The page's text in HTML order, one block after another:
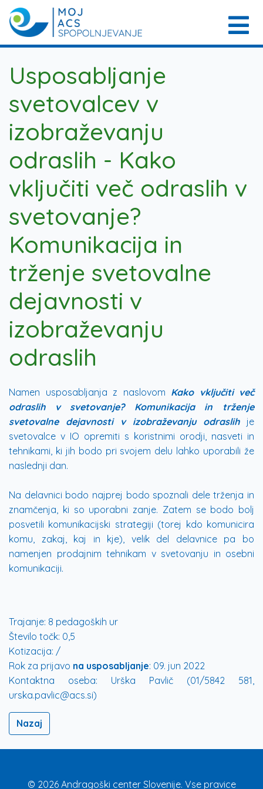
Usposabljanje
svetovalcev v
izobraževanju
odraslih - Kako
vključiti več odraslih v
svetovanje?
Komunikacija in
trženje svetovalne
dejavnosti v
izobraževanju
odraslih
Namen usposabljanja z naslovom Kako vključiti več
odraslih v svetovanje? Komunikacija in trženje
svetovalne dejavnosti v izobraževanju odraslihje
svetovalce v IO opremiti s koristnimi orodji, nasveti in
tehnikami, ki jih bodo pri svojem delu lahko uporabili že
naslednji dan.
Na delavnici bodo najprej bodo spoznali dele trženja in
znamčenja, ki so uporabni zanje. Zatem se bodo bolj
posvetili komunikacijski strategiji (torej kdo komunicira
komu, zakaj, kaj in kje), velik del delavnice pa bo
namenjen prodajnim tehnikam v svetovanju in osebni
komunikaciji.
Trajanje: 8 pedagoških ur
Število točk: 0,5
Kotizacija: /
Rok za prijavo na usposabljanje: 09. jun 2022
Kontaktna oseba: Urška Pavlič (01/5842 581,
urska.pavlic@acs.si)
Nazaj
© 2026 Andragoški center Slovenije. Vse pravice